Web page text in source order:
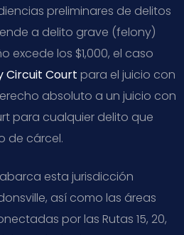
preliminares de delitos
a delito grave (felony)
excede los $1,000, el caso
Circuit Court para el juicio con
absoluto a un juicio con
para cualquier delito que
de cárcel.
esta jurisdicción
así como las áreas
por las Rutas 15, 20,